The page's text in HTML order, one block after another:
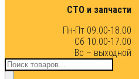
СТО и запчасти
Пн-Пт 09.00-18.00
Сб 10.00-17.00
Вс – выходной
Поиск
товаров